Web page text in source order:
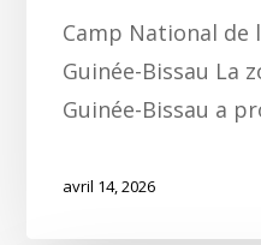
Camp National de
Guinée-Bissau La
Guinée-Bissau a
avril 14, 2026